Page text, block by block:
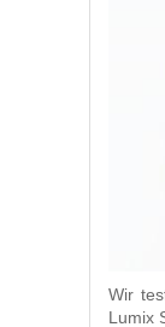
Wir
Lumix